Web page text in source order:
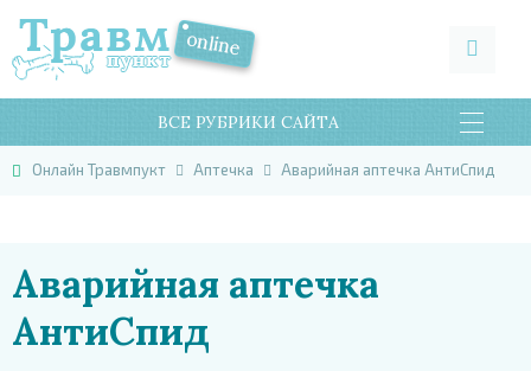
ВСЕ РУБРИКИ САЙТА
Онлайн Травмпукт Аптечка Аварийная аптечка АнтиСпид
Аварийная аптечка
АнтиСпид